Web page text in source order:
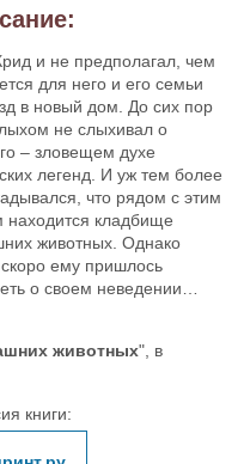
и не предполагал, чем
для него и его семьи
в новый дом. До сих пор
не слыхивал о
– зловещем духе
легенд. И уж тем более
что рядом с этим
находится кладбище
животных. Однако
ему пришлось
о своем неведении…
животных", в
книги: